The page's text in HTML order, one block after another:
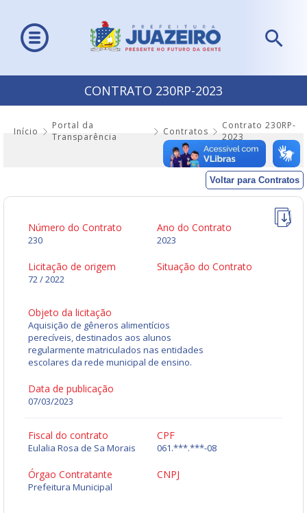
CONTRATO 230RP-2023
Início
Portal da
Transparência
Contratos
Contrato 230RP-
2023
Voltar para Contratos
Número do Contrato
230
Ano do Contrato
2023
Licitação de origem
72 / 2022
Situação do Contrato
Objeto da licitação
Aquisição de gêneros alimentícios
perecíveis, destinados aos alunos
regularmente matriculados nas entidades
escolares da rede municipal de ensino.
Data de publicação
07/03/2023
Fiscal do contrato
Eulalia Rosa de Sa Morais
CPF
061.***.***-08
Órgao Contratante
Prefeitura Municipal
CNPJ